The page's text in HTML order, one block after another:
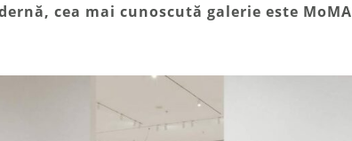
cea mai cunoscută galerie este MoMA